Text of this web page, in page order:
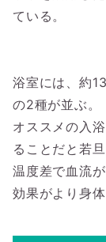
ている。
浴室には、約
の2種が並ぶ。
オススメの入
ることだと若旦
温度差で血流
効果がより身